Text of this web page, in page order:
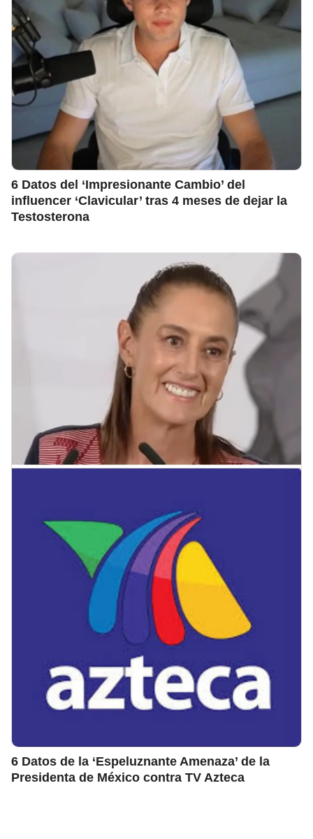
6 Datos del ‘Impresionante Cambio’ del
influencer ‘Clavicular’ tras 4 meses de dejar la
Testosterona
6 Datos de la ‘Espeluznante Amenaza’ de la
Presidenta de México contra TV Azteca